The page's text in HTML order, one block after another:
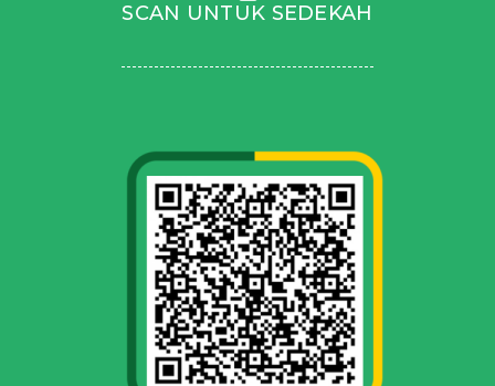
SCAN UNTUK SEDEKAH